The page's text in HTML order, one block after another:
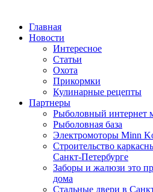
Главная
Новости
Интересное
Статьи
Охота
Прикормки
Кулинарные рецепты
Партнеры
Рыболовный интернет
Рыболовная база
Электромоторы Minn
Строительство
Санкт-Петербурге
Заборы и жалюзи это
дома
Стальные двери в